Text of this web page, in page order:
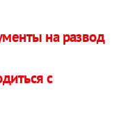
на развод
с